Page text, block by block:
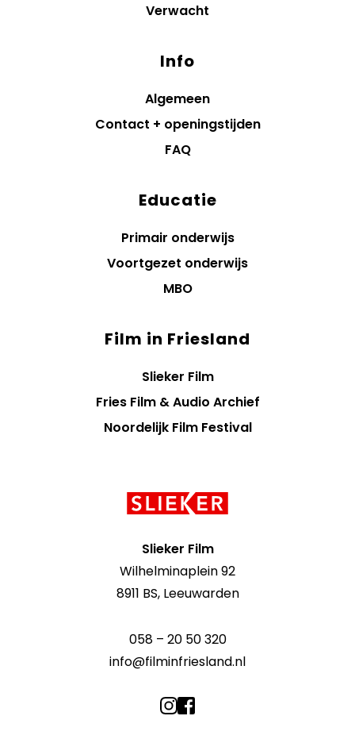
Verwacht
Info
Algemeen
Contact + openingstijden
FAQ
Educatie
Primair onderwijs
Voortgezet onderwijs
MBO
Film in Friesland
Slieker Film
Fries Film & Audio Archief
Noordelijk Film Festival
Slieker Film
Wilhelminaplein 92
8911 BS, Leeuwarden
058 – 20 50 320
info@filminfriesland.nl